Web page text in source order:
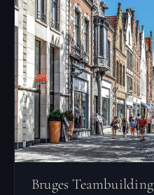
Bruges Teambuilding